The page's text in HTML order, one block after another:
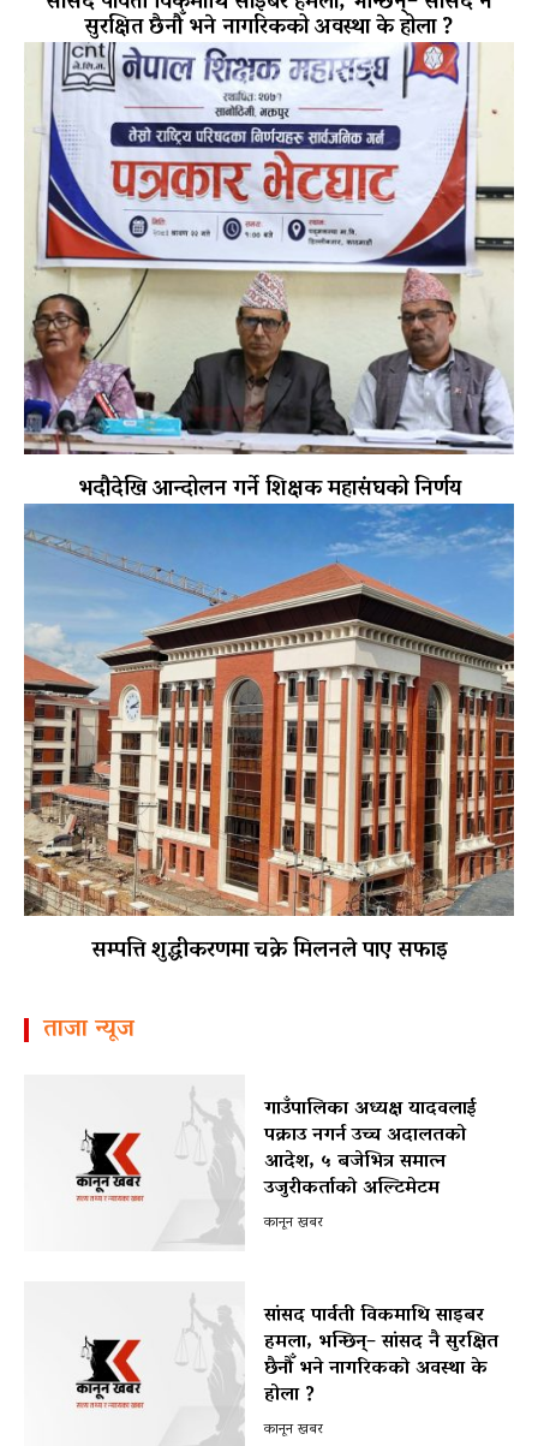
सुरक्षित छैनौँ भने नागरिकको अवस्था के होला ?
भदौदेखि आन्दोलन गर्ने शिक्षक महासंघको निर्णय
सम्पत्ति शुद्धीकरणमा चक्रे मिलनले पाए सफाइ
ताजा न्यूज
गाउँपालिका अध्यक्ष यादवलाई
पक्राउ नगर्न उच्च अदालतको
आदेश, ५ बजेभित्र समात्न
उजुरीकर्ताको अल्टिमेटम
कानून खबर
सांसद पार्वती विकमाथि साइबर
हमला, भन्छिन्– सांसद नै सुरक्षित
छैनौँ भने नागरिकको अवस्था के
होला ?
कानून खबर